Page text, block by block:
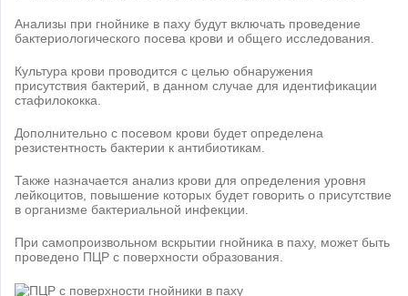
Анализы при гнойнике в паху будут включать проведение
бактериологического посева крови и общего исследования.
Культура крови проводится с целью обнаружения
присутствия бактерий, в данном случае для идентификации
стафилококка.
Дополнительно с посевом крови будет определена
резистентность бактерии к антибиотикам.
Также назначается анализ крови для определения уровня
лейкоцитов, повышение которых будет говорить о присутствие
в организме бактериальной инфекции.
При самопроизвольном вскрытии гнойника в паху, может быть
проведено ПЦР с поверхности образования.